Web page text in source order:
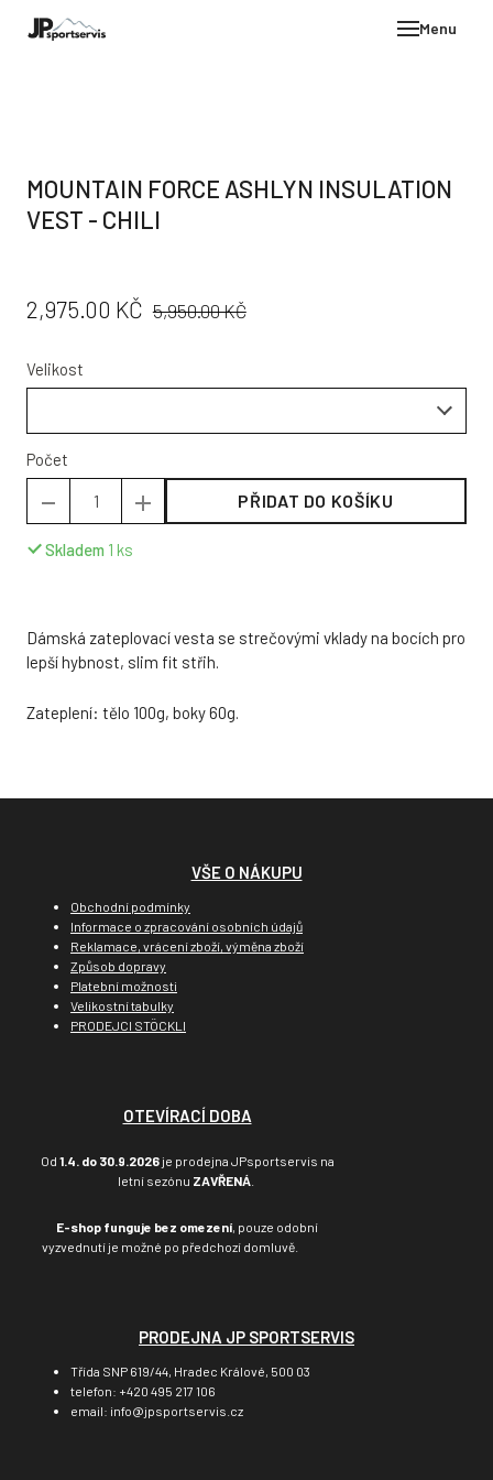
Menu
MOUNTAIN FORCE ASHLYN INSULATION
VEST - CHILI
CENA:
2,975.00 KČ PŮVODNÍ
5,950.00 KČ
Velikost
Počet
PŘIDAT DO KOŠÍKU
Skladem 1 ks
Dámská zateplovací vesta se strečovými vklady na bocích pro
lepší hybnost, slim fit střih.
Zateplení: tělo 100g, boky 60g.
VŠE O NÁKUPU
Obchodní podmínky
Informace o zpracování osobních údajů
Reklamace, vrácení zboží, výměna zboží
Způsob dopravy
Platební možnosti
Velikostní tabulky
PRODEJCI STÖCKLI
OTEVÍRACÍ DOBA
Od 1.4. do 30.9.2026je prodejna JPsportservis na
letní sezónu ZAVŘENÁ
E-shop funguje bez omezení , pouze odobní
vyzvednutí je možné po předchozí domluvě.
PRODEJNA JP SPORTSERVIS
Třída SNP 619/44, Hradec Králové, 500 03
telefon: +420 495 217 106
email: info@jpsportservis.cz